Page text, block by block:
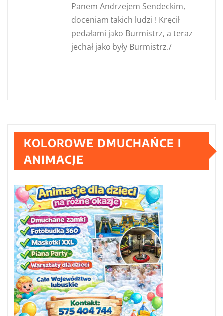
Panem Andrzejem Sendeckim,
doceniam takich ludzi ! Kręcił
pedałami jako Burmistrz, a teraz
jechał jako były Burmistrz./
KOLOROWE DMUCHAŃCE I
ANIMACJE